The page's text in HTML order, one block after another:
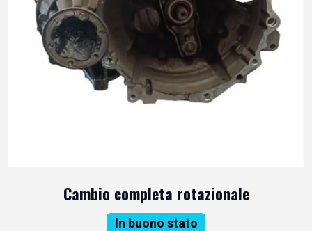
Cambio completa rotazionale
In buono stato